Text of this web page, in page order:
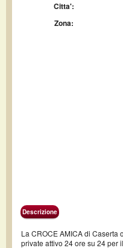
Citta':
Zona:
Descrizione
La CROCE AMICA di Caserta
private attivo 24 ore su 24 per